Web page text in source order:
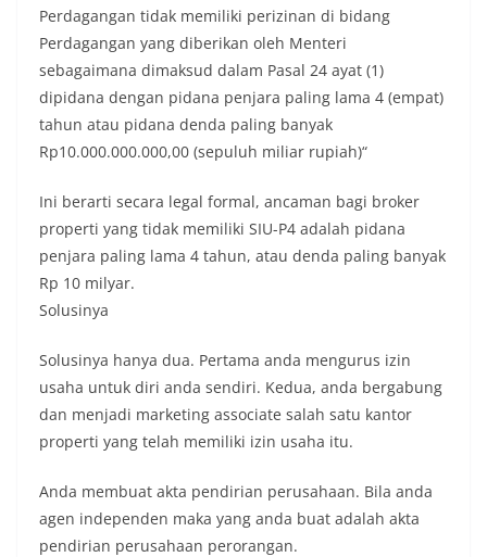
Perdagangan tidak memiliki perizinan di bidang
Perdagangan yang diberikan oleh Menteri
sebagaimana dimaksud dalam Pasal 24 ayat (1)
dipidana dengan pidana penjara paling lama 4 (empat)
tahun atau pidana denda paling banyak
Rp10.000.000.000,00 (sepuluh miliar rupiah)“
Ini berarti secara legal formal, ancaman bagi broker
properti yang tidak memiliki SIU-P4 adalah pidana
penjara paling lama 4 tahun, atau denda paling banyak
Rp 10 milyar.
Solusinya
Solusinya hanya dua. Pertama anda mengurus izin
usaha untuk diri anda sendiri. Kedua, anda bergabung
dan menjadi marketing associate salah satu kantor
properti yang telah memiliki izin usaha itu.
Anda membuat akta pendirian perusahaan. Bila anda
agen independen maka yang anda buat adalah akta
pendirian perusahaan perorangan.